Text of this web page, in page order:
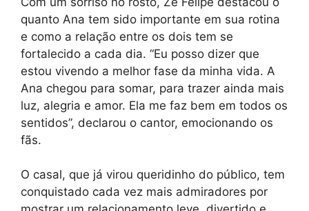
quanto Ana tem sido importante em sua rotina
e como a relação entre os dois tem se
fortalecido a cada dia. “Eu posso dizer que
estou vivendo a melhor fase da minha vida. A
Ana chegou para somar, para trazer ainda mais
luz, alegria e amor. Ela me faz bem em todos os
sentidos”, declarou o cantor, emocionando os
fãs.
O casal, que já virou queridinho do público, tem
conquistado cada vez mais admiradores por